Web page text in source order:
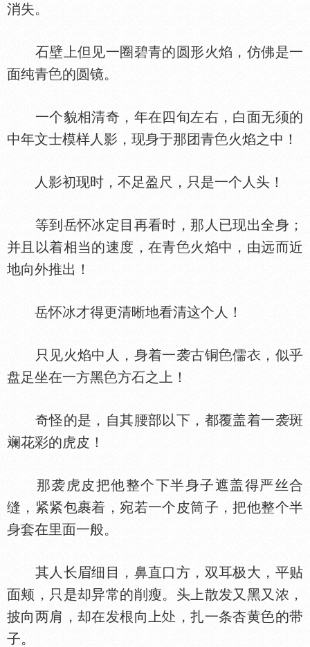
消失。
石壁上但见一圈碧青的圆形火焰，仿佛是一
面纯青
的圆镜。
一个貌相清奇，年在四旬左右，白面无须的
中年文士模样人影，现身于那团青
火焰之中！
人影初现时，不足盈尺，只是一个人头！
等到岳怀冰定目再看时，那人已现出全身；
并且以着相当的速度，在青
火焰中，由远而近
地向外推出！
岳怀冰才得更清晰地看清这个人！
只见火焰中人，身着一袭古铜 儒
，似乎
盘足坐在一方黑
方石之上！
奇怪的是，自其腰部以下，都覆盖着一袭斑
斓花彩的虎皮！
那袭虎皮把他整个下半身子遮盖得严丝合
缝，紧紧包裹着，宛若一个皮筒子，把他整个半
身套在里面一般。
其人长眉细目，鼻直口方，双耳极大，平贴
面颊，只是却异常的削瘦。头上散发又黑又浓，
披向两肩，却在发根向上
，扎一条杏黄
的带
子。